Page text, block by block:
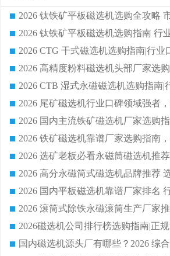
2026 CTG 干式磁选机选购指南|行
国内磁选机源头厂有哪些？2026 综